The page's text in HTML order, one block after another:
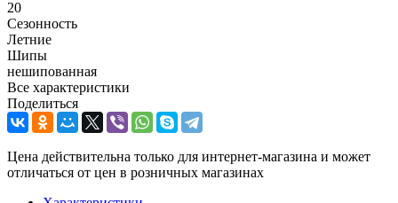
20
Сезонность
Летние
Шипы
нешипованная
Все характеристики
Поделиться
Цена действительна только для интернет-магазина и может
отличаться от цен в розничных магазинах